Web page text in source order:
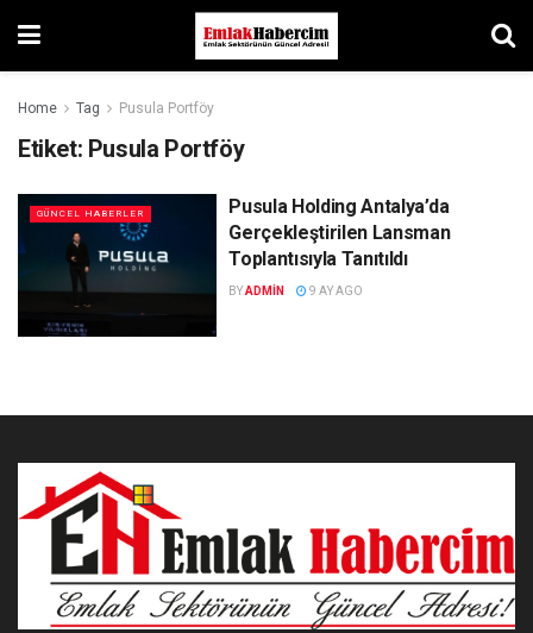
Home Tag Pusula Portföy
Etiket: Pusula Portföy
GÜNCEL HABERLER
Pusula Holding Antalya’da
Gerçekleştirilen Lansman
Toplantısıyla Tanıtıldı
BYADMIN 9 AY AGO